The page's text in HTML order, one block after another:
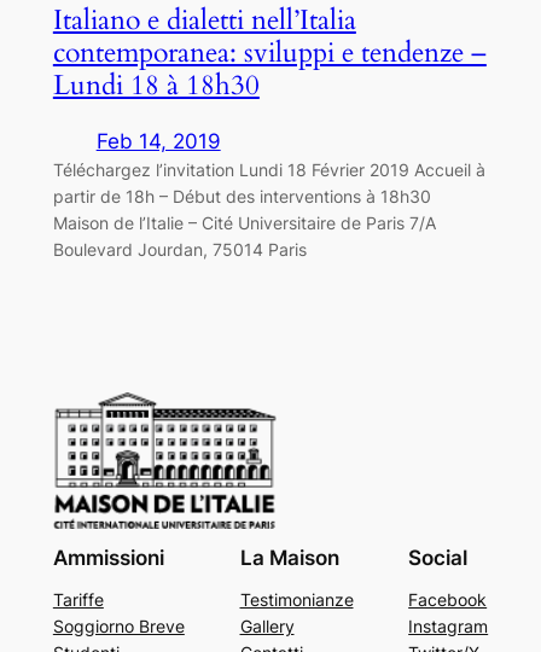
Italiano e dialetti nell’Italia
contemporanea: sviluppi e tendenze –
Lundi 18 à 18h30
Feb 14, 2019
Téléchargez l’invitation Lundi 18 Février 2019 Accueil à
partir de 18h – Début des interventions à 18h30
Maison de l’Italie – Cité Universitaire de Paris 7/A
Boulevard Jourdan, 75014 Paris
Ammissioni
Tariffe
Soggiorno Breve
La Maison
Testimonianze
Gallery
Social
Facebook
Instagram